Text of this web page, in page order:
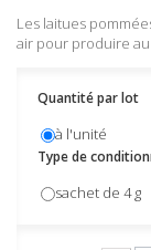
Les laitues
air pour produire
Quantité par lot
à l'unité
Type de
sachet de 4 g